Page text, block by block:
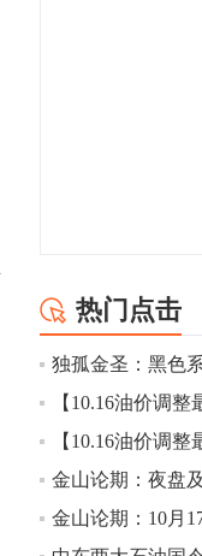
幅扩大至4.4%。
10:43
【行情】芝加哥
月玉米期货跌
10:43
【行情】油脂油
热门点击
金山论期：10月